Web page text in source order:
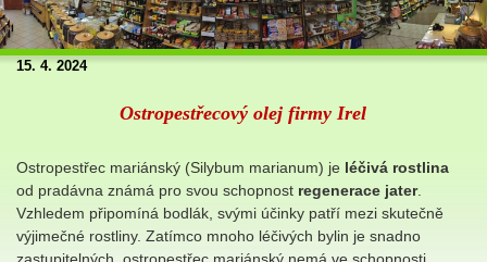
15. 4. 2024
Ostropestřecový olej firmy Irel
Ostropestřec mariánský (Silybum marianum) je léčivá rostlina
od pradávna známá pro svou schopnost regenerace jater.
Vzhledem připomíná bodlák, svými účinky patří mezi skutečně
výjimečné rostliny. Zatímco mnoho léčivých bylin je snadno